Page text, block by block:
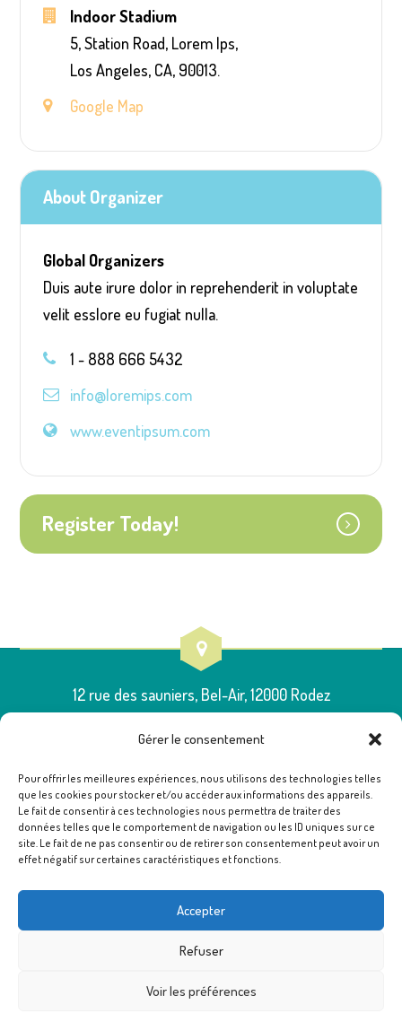
Gérer le consentement
Pour offrir les meilleures expériences, nous utilisons des technologies telles
que les cookies pour stocker et/ou accéder aux informations des appareils.
Le fait de consentir à ces technologies nous permettra de traiter des
données telles que le comportement de navigation ou les ID uniques sur ce
site. Le fait de ne pas consentir ou de retirer son consentement peut avoir un
effet négatif sur certaines caractéristiques et fonctions.
Accepter
Refuser
Voir les préférences
Indoor Stadium
5, Station Road, Lorem Ips,
Los Angeles, CA, 90013.
Google Map
About Organizer
Global Organizers
Duis aute irure dolor in reprehenderit in voluptate
velit esslore eu fugiat nulla.
1 - 888 666 5432
info@loremips.com
www.eventipsum.com
Register Today!
12 rue des sauniers, Bel-Air, 12000 Rodez
05 65 75 54 00
poleressources12@famillesrurales.org